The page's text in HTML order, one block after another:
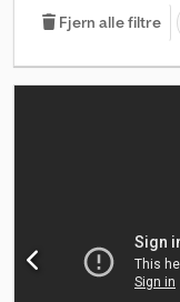
Fjern alle filtre